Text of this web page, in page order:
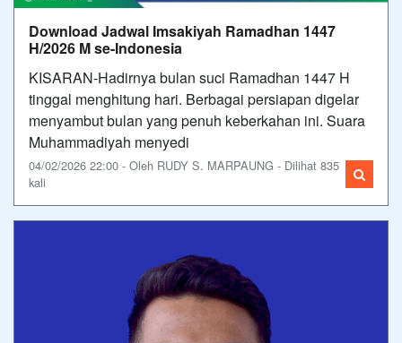
Download Jadwal Imsakiyah Ramadhan 1447
H/2026 M se-Indonesia
KISARAN-Hadirnya bulan suci Ramadhan 1447 H
tinggal menghitung hari. Berbagai persiapan digelar
menyambut bulan yang penuh keberkahan ini. Suara
Muhammadiyah menyedi
04/02/2026 22:00 - Oleh RUDY S. MARPAUNG - Dilihat 835
kali